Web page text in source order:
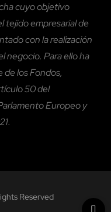
cuyo objetivo
tejido empresarial de
con la realización
negocio. Para ello ha
los Fondos,
50 del
Europeo y
Reserved